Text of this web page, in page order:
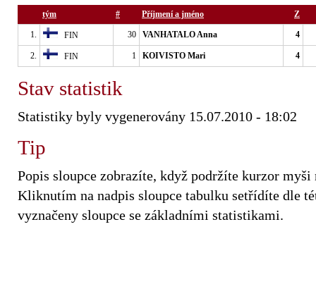
tým # Příjmení a jméno Z
1. FIN 30 VANHATALO Anna 4
2. FIN 1 KOIVISTO Mari 4
Stav statistik
Statistiky byly vygenerovány 15.07.2010 - 18:02
Tip
Popis sloupce zobrazíte, když podržíte kurzor myši
Kliknutím na nadpis sloupce tabulku setřídíte dle
vyznačeny sloupce se základními statistikami.